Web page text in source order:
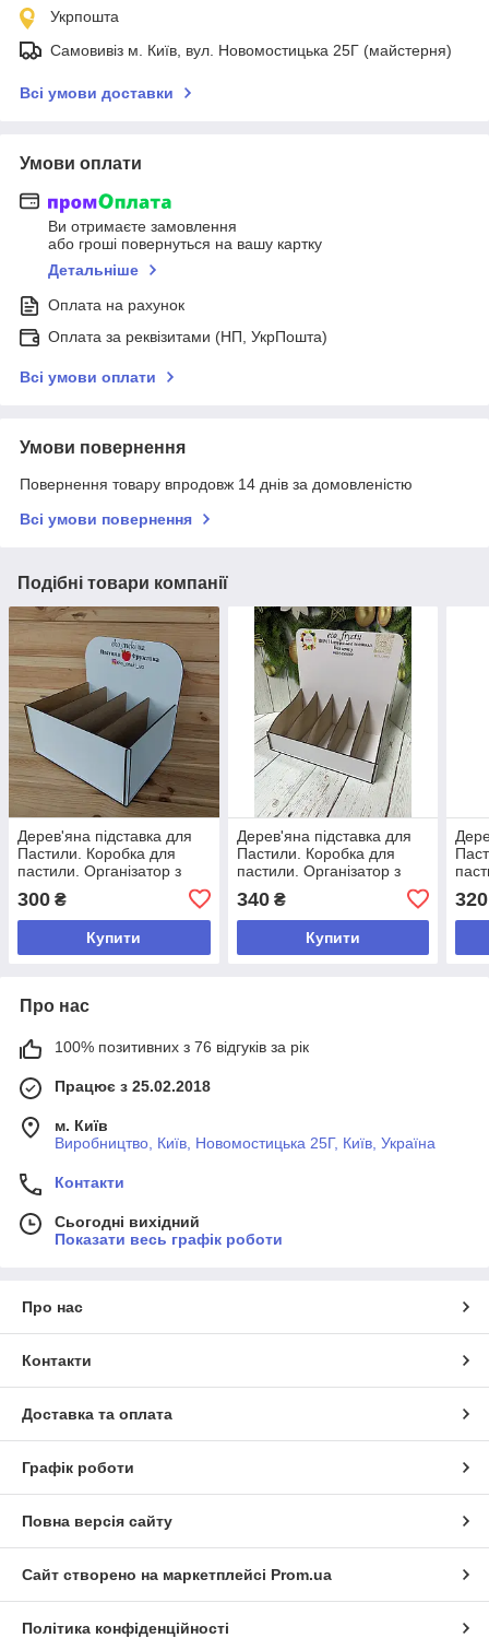
Укрпошта
Самовивіз м. Київ, вул. Новомостицька 25Г (майстерня)
Всі умови доставки
Умови оплати
Ви отримаєте замовлення
або гроші повернуться на вашу картку
Детальніше
Оплата на рахунок
Оплата за реквізитами (НП, УкрПошта)
Всі умови оплати
Умови повернення
Повернення товару впродовж 14 днів за домовленістю
Всі умови повернення
Подібні товари компанії
Дерев'яна підставка для
Пастили. Коробка для
пастили. Організатор з
пастили
300 ₴
Купити
Дерев'яна підставка для
Пастили. Коробка для
пастили. Організатор з
пастили
340₴
Купити
320
Про нас
100% позитивних з 76 відгуків за рік
Працює з 25.02.2018
м. Київ
Виробництво, Київ, Новомостицька 25Г, Київ, Україна
Контакти
Сьогодні вихідний
Показати весь графік роботи
Про нас
Контакти
Доставка та оплата
Графік роботи
Повна версія сайту
Сайт створено на маркетплейсі Prom.ua
Політика конфіденційності